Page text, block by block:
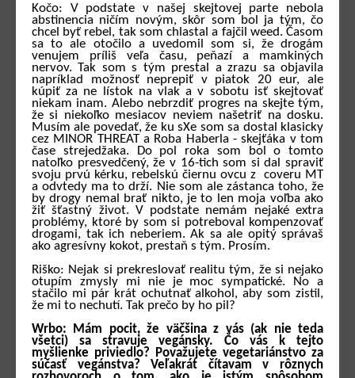
Kočo: V podstate v našej skejtovej parte nebola
abstinencia ničím novým, skôr som bol ja tým, čo
chcel byť rebel, tak som chlastal a fajčil weed. Časom
sa to ale otočilo a uvedomil som si, že drogám
venujem príliš veľa času, peňazí a mamkiných
nervov. Tak som s tým prestal a zrazu sa objavila
napríklad možnosť neprepiť v piatok 20 eur, ale
kúpiť za ne lístok na vlak a v sobotu isť skejtovať
niekam inam. Alebo nebrzdiť progres na skejte tým,
že si niekoľko mesiacov neviem našetriť na dosku.
Musím ale povedať, že ku sXe som sa dostal klasicky
cez MINOR THREAT a Roba Haberla - skejťáka v tom
čase strejedžaka. Do pol roka som bol o tomto
natoľko presvedčený, že v 16-tich som si dal spraviť
svoju prvú kérku, rebelskú čiernu ovcu z coveru MT
a odvtedy ma to drží. Nie som ale zástanca toho, že
by drogy nemal brať nikto, je to len moja voľba ako
žiť šťastný život. V podstate nemám nejaké extra
problémy, ktoré by som si potreboval kompenzovať
drogami, tak ich neberiem. Ak sa ale opitý správaš
ako agresívny kokot, prestaň s tým. Prosím.
Riško: Nejak si prekreslovať realitu tým, že si nejako
otupím zmysly mi nie je moc sympatické. No a
stačilo mi pár krát ochutnať alkohol, aby som zistil,
že mi to nechutí. Tak prečo by ho pil?
Wrbo: Mám pocit, že väčšina z vás (ak nie teda
všetci) sa stravuje vegánsky. Čo vás k tejto
myšlienke priviedlo? Považujete vegetariánstvo za
súčasť vegánstva? Veľakrát čítavam v rôznych